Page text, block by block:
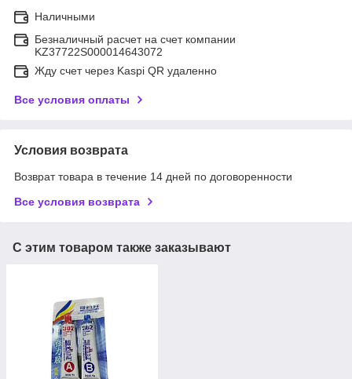
Наличными
Безналичный расчет на счет компании
KZ37722S000014643072
Жду счет через Kaspi QR удаленно
Все условия оплаты
Условия возврата
Возврат товара в течение 14 дней по договоренности
Все условия возврата
С этим товаром также заказывают